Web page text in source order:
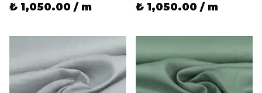
₺ 1,050.00 / m ₺ 1,050.00 / m